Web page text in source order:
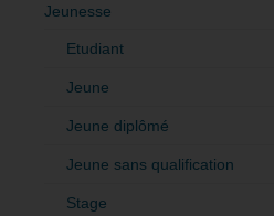
Jeunesse
Etudiant
Jeune
Jeune diplômé
Jeune sans qualification
Stage